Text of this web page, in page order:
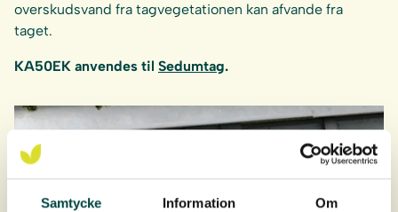
Samtycke Information Om
overskudsvand fra tagvegetationen kan afvande fra
taget.
KA50EK anvendes til Sedumtag.